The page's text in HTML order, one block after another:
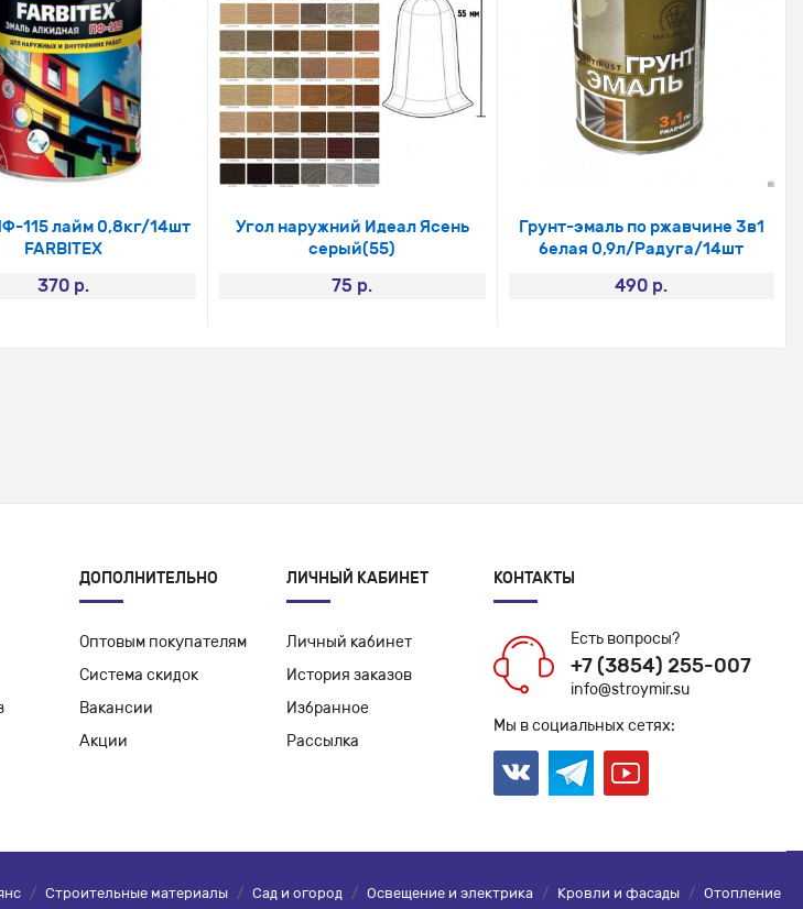
115 лайм 0,8кг/14шт
FARBITEX
370 р.
Угол наружний Идеал Ясень
серый(55)
75 р.
Грунт-эмаль по ржавчине 3в1
белая 0,9л/Радуга/14шт
490 р.
ДОПОЛНИТЕЛЬНО
Оптовым покупателям
Система скидок
Вакансии
Акции
ЛИЧНЫЙ КАБИНЕТ
Личный кабинет
История заказов
Избранное
Рассылка
КОНТАКТЫ
Есть вопросы?
+7 (3854) 255-007
info@stroymir.su
Мы в социальных сетях:
/ Строительные материалы / Сад и огород / Освещение и электрика / Кровли и фасады / Отопление